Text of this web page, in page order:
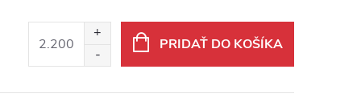
PRIDAŤ DO KOŠÍKA